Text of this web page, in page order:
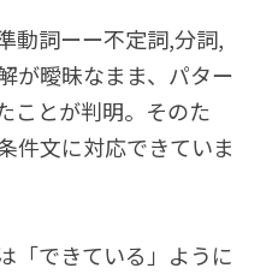
動詞ーー不定詞,分詞,
が曖昧なまま、パター
ことが判明。そのた
件文に対応できていま
「できている」ように